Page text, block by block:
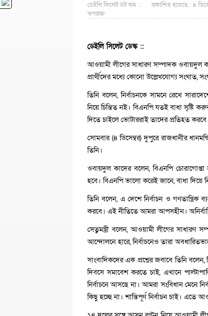
ডেইলি সিলেট ডট কম ::
প্রকাশিত হয়েছে : ৪
অপরাহ্ন
ডেইলি সিলেট ডেস্ক ::
আওয়ামী লীগের সাধারণ সম্পাদক ওবায়দুল
প্রার্থীদের মধ্যে কোনো উল্লেখযোগ্য সংঘাত,
তিনি বলেন, নির্বাচনকে সামনে রেখে
নিয়ে চিন্তিত নই। বিএনপি যতই বাধা সৃষ্টি
দিতে চাইলে ভোটাররাই তাদের প্রতিহত
সোমবার (৪ ডিসেম্বর) দুপুরে রাজধানীর
তিনি।
ওবায়দুল কাদের বলেন, বিএনপি চোরাগোপ্তা
হবে। বিএনপি ভালো করেই জানে, বাধা দিয়ে
তিনি বলেন, এ দেশে নির্বাচন ও গণতান্ত্রিক
করবে। এই নীতিতে আমরা আপসহীন।
সেতুমন্ত্রী বলেন, আওয়ামী লীগের সাধারণ
আন্দোলনে হারে, নির্বাচনেও তারা
সাংবাদিকদের এক প্রশ্নের জবাবে তিনি
দিবসে সমাবেশ করতে চাই, এখানে
নির্বাচনে আসছে না। আমরা সংবিধান মেনে
কিছু হচ্ছে না। শান্তিপূর্ণ নির্বাচন চাই। এতে